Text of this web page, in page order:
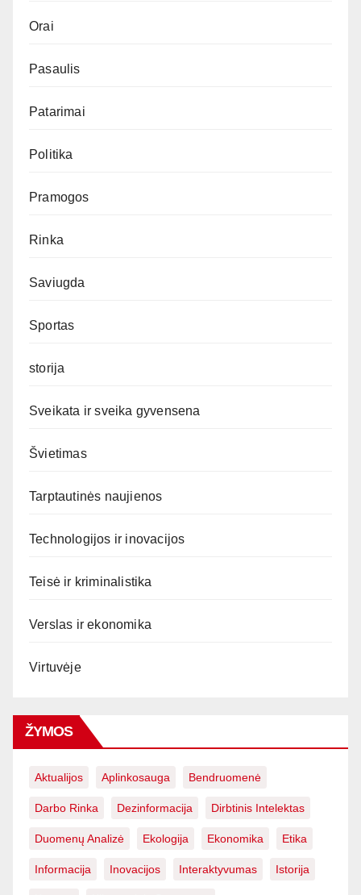
Orai
Pasaulis
Patarimai
Politika
Pramogos
Rinka
Saviugda
Sportas
storija
Sveikata ir sveika gyvensena
Švietimas
Tarptautinės naujienos
Technologijos ir inovacijos
Teisė ir kriminalistika
Verslas ir ekonomika
Virtuvėje
ŽYMOS
Aktualijos Aplinkosauga Bendruomenė
Darbo Rinka Dezinformacija Dirbtinis Intelektas
Duomenų Analizė Ekologija Ekonomika Etika
Informacija Inovacijos Interaktyvumas Istorija